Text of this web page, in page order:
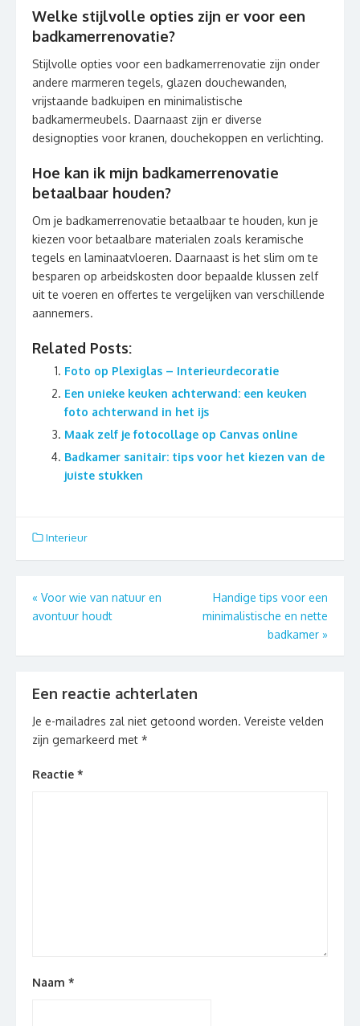
Welke stijlvolle opties zijn er voor een
badkamerrenovatie?
Stijlvolle opties voor een badkamerrenovatie zijn onder
andere marmeren tegels, glazen douchewanden,
vrijstaande badkuipen en minimalistische
badkamermeubels. Daarnaast zijn er diverse
designopties voor kranen, douchekoppen en verlichting.
Hoe kan ik mijn badkamerrenovatie
betaalbaar houden?
Om je badkamerrenovatie betaalbaar te houden, kun je
kiezen voor betaalbare materialen zoals keramische
tegels en laminaatvloeren. Daarnaast is het slim om te
besparen op arbeidskosten door bepaalde klussen zelf
uit te voeren en offertes te vergelijken van verschillende
aannemers.
Related Posts:
Foto op Plexiglas – Interieurdecoratie
Een unieke keuken achterwand: een keuken
foto achterwand in het ijs
Maak zelf je fotocollage op Canvas online
Badkamer sanitair: tips voor het kiezen van de
juiste stukken
Interieur
Berichtnavigatie
« Voor wie van natuur en
avontuur houdt
Handige tips voor een
minimalistische en nette
badkamer »
Een reactie achterlaten
Je e-mailadres zal niet getoond worden. Vereiste velden
zijn gemarkeerd met *
Reactie *
Naam *